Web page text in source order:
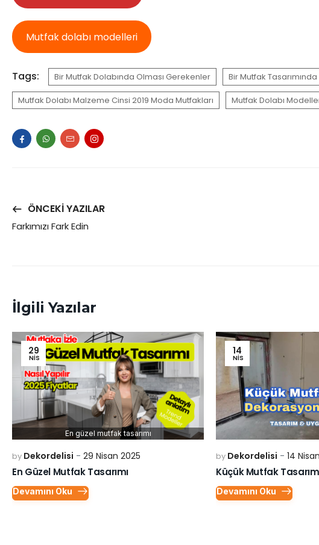
Mutfak dolabı modelleri
Tags: Bir Mutfak Dolabında Olması Gerekenler Bir Mutfak
Mutfak Dolabı Malzeme Cinsi 2019 Moda Mutfakları Mutfak Dolabı
ÖNCEKI YAZILAR
Farkımızı Fark Edin
İlgili Yazılar
29
NIS
En güzel mutfak tasarımı
by Dekordelisi 29 Nisan 2025
En Güzel Mutfak Tasarımı
Devamını Oku
14
NIS
by Dekordelisi 14
Devamını Oku